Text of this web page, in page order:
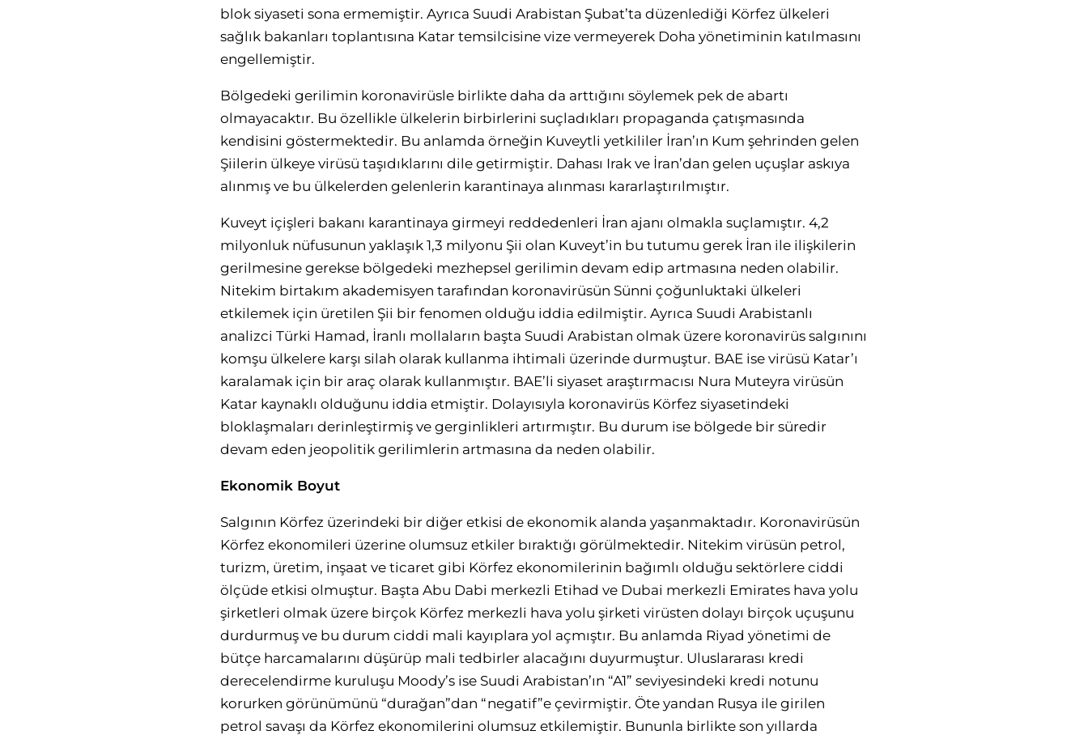
blok siyaseti sona ermemiştir. Ayrıca Suudi Arabistan Şubat’ta düzenlediği Körfez ülkeleri
sağlık bakanları toplantısına Katar temsilcisine vize vermeyerek Doha yönetiminin katılmasını
engellemiştir.
Bölgedeki gerilimin koronavirüsle birlikte daha da arttığını söylemek pek de abartı
olmayacaktır. Bu özellikle ülkelerin birbirlerini suçladıkları propaganda çatışmasında
kendisini göstermektedir. Bu anlamda örneğin Kuveytli yetkililer İran’ın Kum şehrinden gelen
Şiilerin ülkeye virüsü taşıdıklarını dile getirmiştir. Dahası Irak ve İran’dan gelen uçuşlar askıya
alınmış ve bu ülkelerden gelenlerin karantinaya alınması kararlaştırılmıştır.
Kuveyt içişleri bakanı karantinaya girmeyi reddedenleri İran ajanı olmakla suçlamıştır. 4,2
milyonluk nüfusunun yaklaşık 1,3 milyonu Şii olan Kuveyt’in bu tutumu gerek İran ile ilişkilerin
gerilmesine gerekse bölgedeki mezhepsel gerilimin devam edip artmasına neden olabilir.
Nitekim birtakım akademisyen tarafından koronavirüsün Sünni çoğunluktaki ülkeleri
etkilemek için üretilen Şii bir fenomen olduğu iddia edilmiştir. Ayrıca Suudi Arabistanlı
analizci Türki Hamad, İranlı mollaların başta Suudi Arabistan olmak üzere koronavirüs salgınını
komşu ülkelere karşı silah olarak kullanma ihtimali üzerinde durmuştur. BAE ise virüsü Katar’ı
karalamak için bir araç olarak kullanmıştır. BAE’li siyaset araştırmacısı Nura Muteyra virüsün
Katar kaynaklı olduğunu iddia etmiştir. Dolayısıyla koronavirüs Körfez siyasetindeki
bloklaşmaları derinleştirmiş ve gerginlikleri artırmıştır. Bu durum ise bölgede bir süredir
devam eden jeopolitik gerilimlerin artmasına da neden olabilir.
Ekonomik Boyut
Salgının Körfez üzerindeki bir diğer etkisi de ekonomik alanda yaşanmaktadır. Koronavirüsün
Körfez ekonomileri üzerine olumsuz etkiler bıraktığı görülmektedir. Nitekim virüsün petrol,
turizm, üretim, inşaat ve ticaret gibi Körfez ekonomilerinin bağımlı olduğu sektörlere ciddi
ölçüde etkisi olmuştur. Başta Abu Dabi merkezli Etihad ve Dubai merkezli Emirates hava yolu
şirketleri olmak üzere birçok Körfez merkezli hava yolu şirketi virüsten dolayı birçok uçuşunu
durdurmuş ve bu durum ciddi mali kayıplara yol açmıştır. Bu anlamda Riyad yönetimi de
bütçe harcamalarını düşürüp mali tedbirler alacağını duyurmuştur. Uluslararası kredi
derecelendirme kuruluşu Moody’s ise Suudi Arabistan’ın “A1” seviyesindeki kredi notunu
korurken görünümünü “durağan”dan “negatif”e çevirmiştir. Öte yandan Rusya ile girilen
petrol savaşı da Körfez ekonomilerini olumsuz etkilemiştir. Bununla birlikte son yıllarda